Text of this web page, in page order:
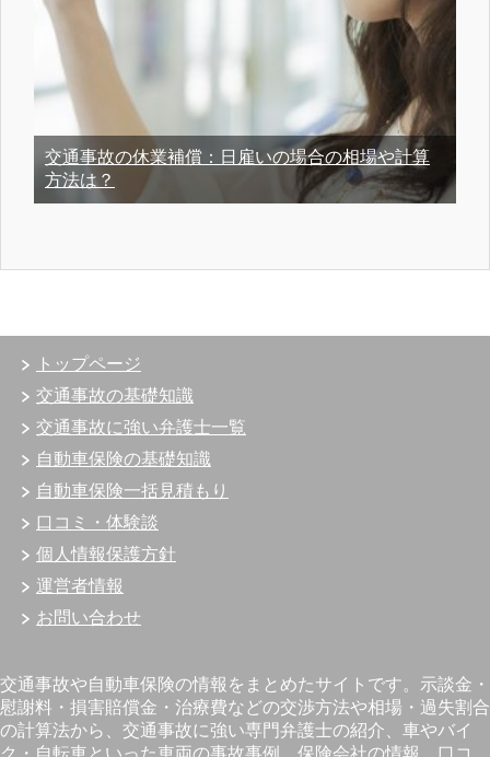
交通事故の休業補償：日雇いの場合の相場や計算
方法は？
トップページ
交通事故の基礎知識
交通事故に強い弁護士一覧
自動車保険の基礎知識
自動車保険一括見積もり
口コミ・体験談
個人情報保護方針
運営者情報
お問い合わせ
交通事故や自動車保険の情報をまとめたサイトです。示談金・
慰謝料・損害賠償金・治療費などの交渉方法や相場・過失割合
の計算法から、交通事故に強い専門弁護士の紹介、車やバイ